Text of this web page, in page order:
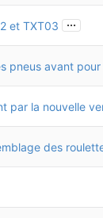
et TXT03 ...